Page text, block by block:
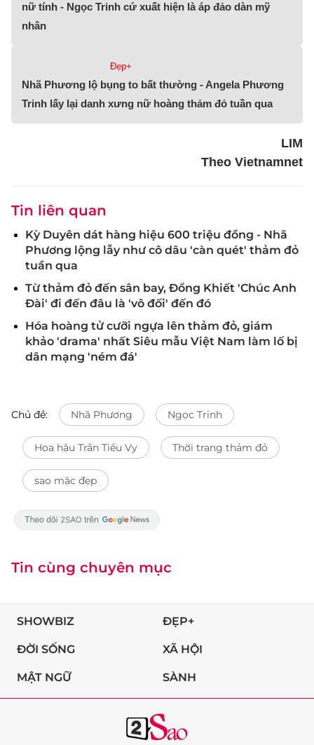
nữ tính - Ngọc Trinh cứ xuất hiện là áp đảo dàn mỹ
nhân
Đẹp+
Nhã Phương lộ bụng to bất thường - Angela Phương
Trinh lấy lại danh xưng nữ hoàng thảm đỏ tuần qua
LIM
Theo Vietnamnet
Tin liên quan
Kỳ Duyên dát hàng hiệu 600 triệu đồng - Nhã
Phương lộng lẫy như cô dâu 'càn quét' thảm đỏ
tuần qua
Từ thảm đỏ đến sân bay, Đổng Khiết 'Chúc Anh
Đài' đi đến đâu là 'vô đối' đến đó
Hóa hoàng tử cưỡi ngựa lên thảm đỏ, giám
khảo 'drama' nhất Siêu mẫu Việt Nam làm lố bị
dân mạng 'ném đá'
Chủ đề: Nhã Phương Ngọc Trinh
Hoa hậu Trần Tiểu Vy Thời trang thảm đỏ
sao mặc đẹp
Tin cùng chuyên mục
SHOWBIZ ĐẸP+
ĐỜI SỐNG XÃ HỘI
MẬT NGỮ SÀNH